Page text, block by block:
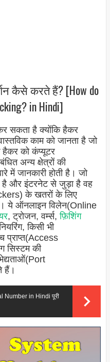
कैसे करते हैं? [How do
in Hindi]
सकता है क्योंकि हैकर
काम को जानता है जो
को कंप्यूटर
अन्य क्षेत्रों की
में जानकारी होती है। जो
है और इंटरनेट से जुड़ा है वह
के खतरों के लिए
ये ऑनलाइन विलेन(Online
, ट्रोजन, वर्म्स,फ़िशिंग
किसी भी
प्राप्त(Access
सिस्टम की
हैं।
Number in Hindi पूरी